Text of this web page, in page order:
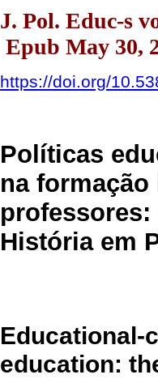
J. Pol. Educ-s
Epub May 30,
https://doi.org/
Políticas
na
História em
Educational-
education: